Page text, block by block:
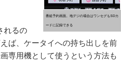
番組予約画面。地デジの場合はワンセグもSDカ
ードに記録できる
れるの
ば、ケータイへの持ち出しを前
専用機として使うという方法も